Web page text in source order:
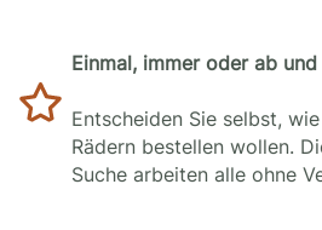
Einmal, immer oder ab
Entscheiden Sie selbst,
Rädern bestellen wollen.
Suche arbeiten alle ohne